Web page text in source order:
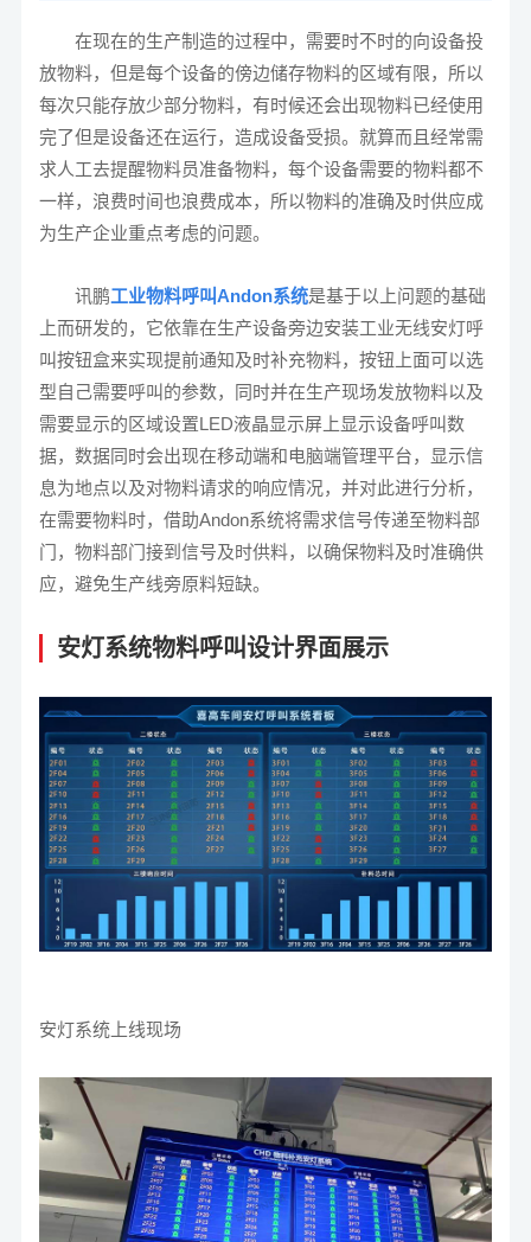
在现在的生产制造的过程中，需要时不时的向设备投
放物料，但是每个设备的傍边储存物料的区域有限，所以
每次只能存放少部分物料，有时候还会出现物料已经使用
完了但是设备还在运行，造成设备受损。就算而且经常需
求人工去提醒物料员准备物料，每个设备需要的物料都不
一样，浪费时间也浪费成本，所以物料的准确及时供应成
为生产企业重点考虑的问题。
讯鹏工业物料呼叫Andon系统是基于以上问题的基础
上而研发的，它依靠在生产设备旁边安装工业无线安灯呼
叫按钮盒来实现提前通知及时补充物料，按钮上面可以选
型自己需要呼叫的参数，同时并在生产现场发放物料以及
需要显示的区域设置LED液晶显示屏上显示设备呼叫数
据，数据同时会出现在移动端和电脑端管理平台，显示信
息为地点以及对物料请求的响应情况，并对此进行分析，
在需要物料时，借助Andon系统将需求信号传递至物料部
门 ， 物料部门接到信号及时供料， 以确保物料及时准确供
应， 避免生产线旁原料短缺。
安灯系统物料呼叫设计界面展示
安灯系统上线现场